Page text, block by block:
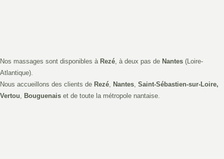
Nos massages sont disponibles à Rezé , à deux pas de Nantes (Loire-
Atlantique).
Nous accueillons des clients de Rezé Nantes Saint-Sébastien-sur-Loire,
Vertou
Bouguenais et de toute la métropole nantaise.